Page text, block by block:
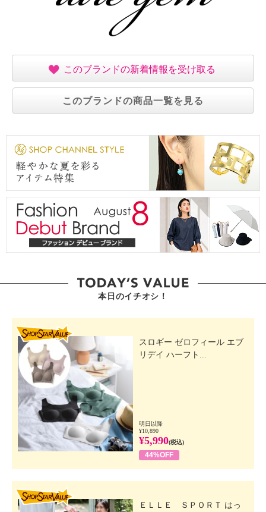
このブランドの新着情報を受け取る
このブランドの商品一覧を見る
本日のイチオシ！
スロギー ゼロフィール エブ
リデイ ハーフト...
明日以降
¥10,890
¥5,990(税込)
44%OFF
ＥＬＬＥ ＳＰＯＲＴ はっ